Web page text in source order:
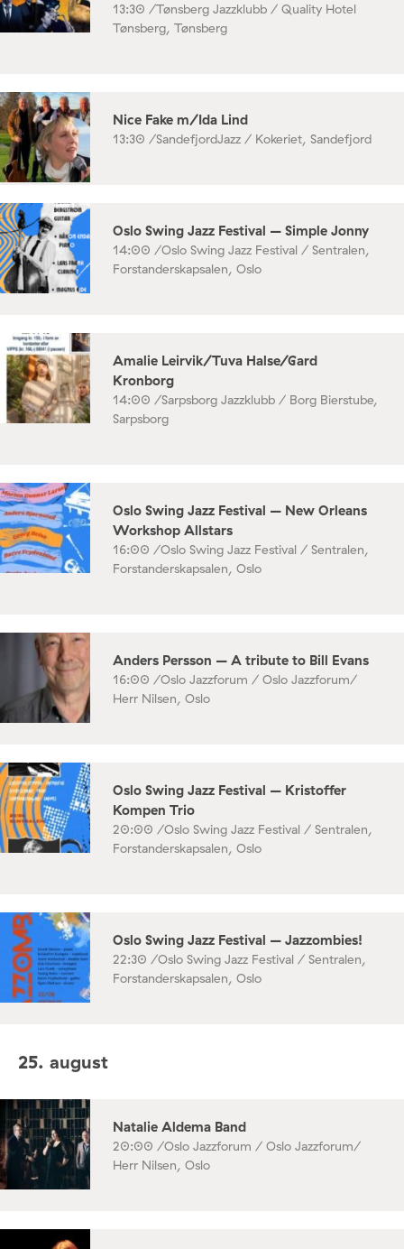
13:30 /Tønsberg Jazzklubb / Quality Hotel
Tønsberg, Tønsberg
Nice Fake m/Ida Lind
13:30 /SandefjordJazz / Kokeriet, Sandefjord
Oslo Swing Jazz Festival – Simple Jonny
14:00 /Oslo Swing Jazz Festival / Sentralen,
Forstanderskapsalen, Oslo
Amalie Leirvik/Tuva Halse/Gard
Kronborg
14:00 /Sarpsborg Jazzklubb / Borg Bierstube,
Sarpsborg
Oslo Swing Jazz Festival – New Orleans
Workshop Allstars
16:00 /Oslo Swing Jazz Festival / Sentralen,
Forstanderskapsalen, Oslo
Anders Persson – A tribute to Bill Evans
16:00 /Oslo Jazzforum / Oslo Jazzforum/
Herr Nilsen, Oslo
Oslo Swing Jazz Festival – Kristoffer
Kompen Trio
20:00 /Oslo Swing Jazz Festival / Sentralen,
Forstanderskapsalen, Oslo
Oslo Swing Jazz Festival – Jazzombies!
22:30 /Oslo Swing Jazz Festival / Sentralen,
Forstanderskapsalen, Oslo
25. august
Natalie Aldema Band
20:00 /Oslo Jazzforum / Oslo Jazzforum/
Herr Nilsen, Oslo